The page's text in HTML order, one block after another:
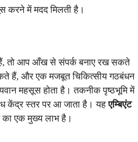
करने में मदद मिलती है।
हैं, तो आप आँख से संपर्क बनाए रख सकते
हैं, और एक मजबूत चिकित्सीय गठबंधन
महसूस होता है। तकनीक पृष्ठभूमि में
केंद्र स्तर पर आ जाता है। यहएम्बिएंट
एक मुख्य लाभ है।